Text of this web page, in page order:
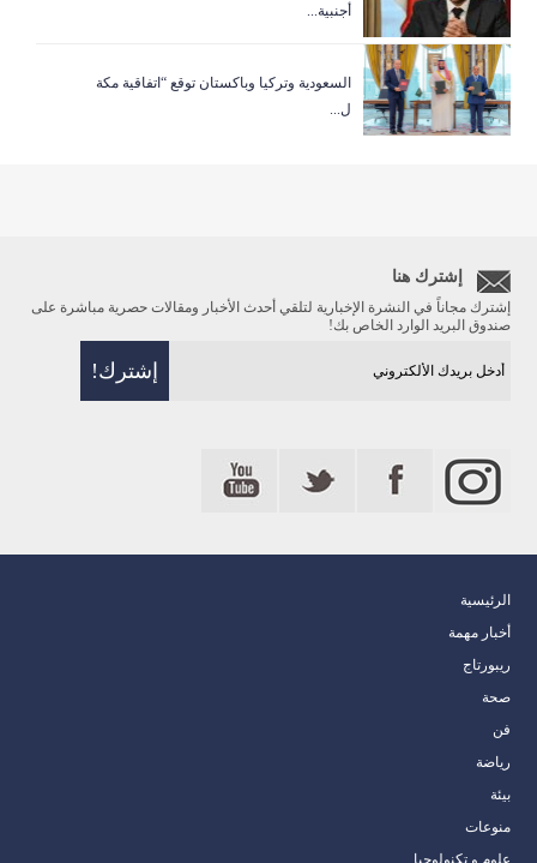
أجنبية...
السعودية وتركيا وباكستان توقع “اتفاقية مكة
ل...
إشترك هنا
إشترك مجاناً في النشرة الإخبارية لتلقي أحدث الأخبار ومقالات حصرية مباشرة على
صندوق البريد الوارد الخاص بك!
الرئيسية
أخبار مهمة
ريبورتاج
صحة
فن
رياضة
بيئة
منوعات